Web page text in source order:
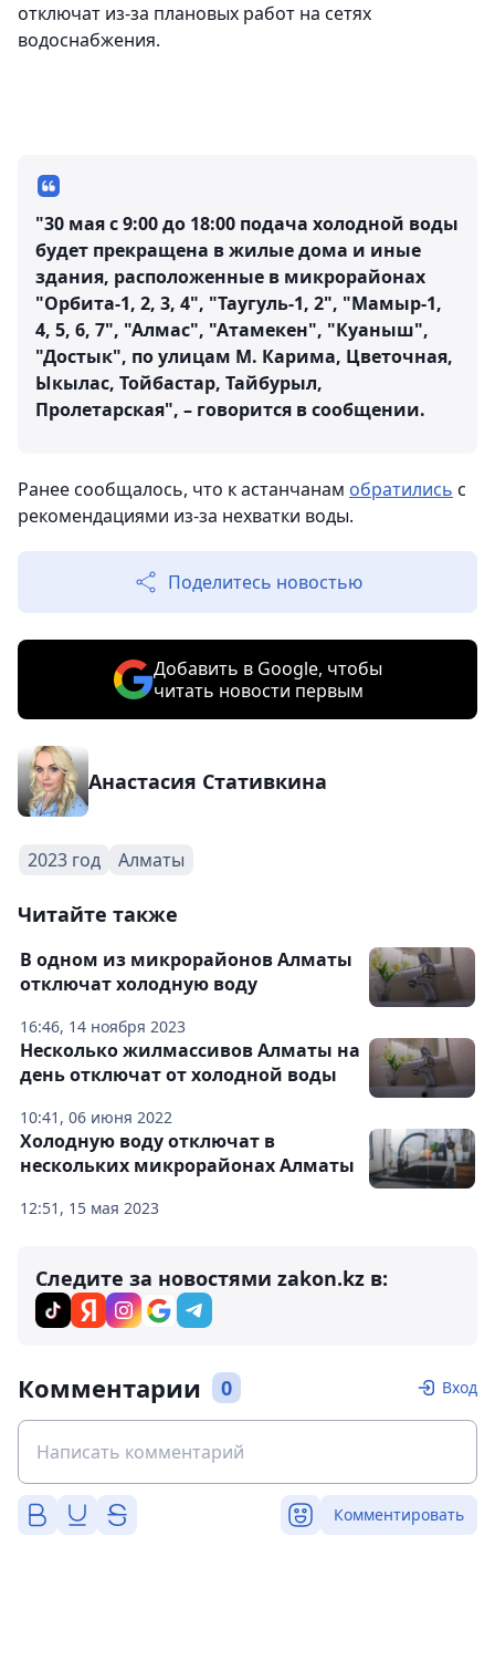
отключат из-за плановых работ на сетях
водоснабжения.
"30 мая с 9:00 до 18:00 подача холодной воды
будет прекращена в жилые дома и иные
здания, расположенные в микрорайонах
"Орбита-1, 2, 3, 4", "Таугуль-1, 2", "Мамыр-1,
4, 5, 6, 7", "Алмас", "Атамекен", "Куаныш",
"Достык", по улицам М. Карима, Цветочная,
Ыкылас, Тойбастар, Тайбурыл,
Пролетарская", – говорится в сообщении.
Ранее сообщалось, что к астанчанам обратились с
рекомендациями из-за нехватки воды.
Поделитесь новостью
Добавить в Google, чтобы
читать новости первым
Анастасия Стативкина
2023 год Алматы
Читайте также
16:46, 14 ноября 2023
В одном из микрорайонов Алматы
отключат холодную воду
10:41, 06 июня 2022
Несколько жилмассивов Алматы на
день отключат от холодной воды
12:51, 15 мая 2023
Холодную воду отключат в
нескольких микрорайонах Алматы
Следите за новостями zakon.kz в:
Комментарии 0 Вход
Комментировать